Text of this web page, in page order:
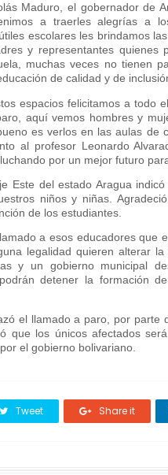
Maduro, el gobernador de
a traerles alegrías a
escolares les brindamos
y representantes quienes
muchas veces no tienen
de calidad y de
espacios felicitamos a todo
aquí vemos hombres y
es verlos en las aulas de
al profesor Leonardo
por un mejor futuro
Este del estado Aragua
niños y niñas.
de los estudiantes.
a esos educadores que
legalidad quieren alterar
y un gobierno municipal
detener la formación
el llamado a paro, por parte
que los únicos afectados
el gobierno bolivariano.
Tweet Share it